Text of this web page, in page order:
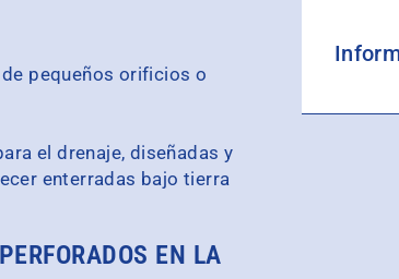
pequeños orificios o
el drenaje, diseñadas y
enterradas bajo tierra
EN LA